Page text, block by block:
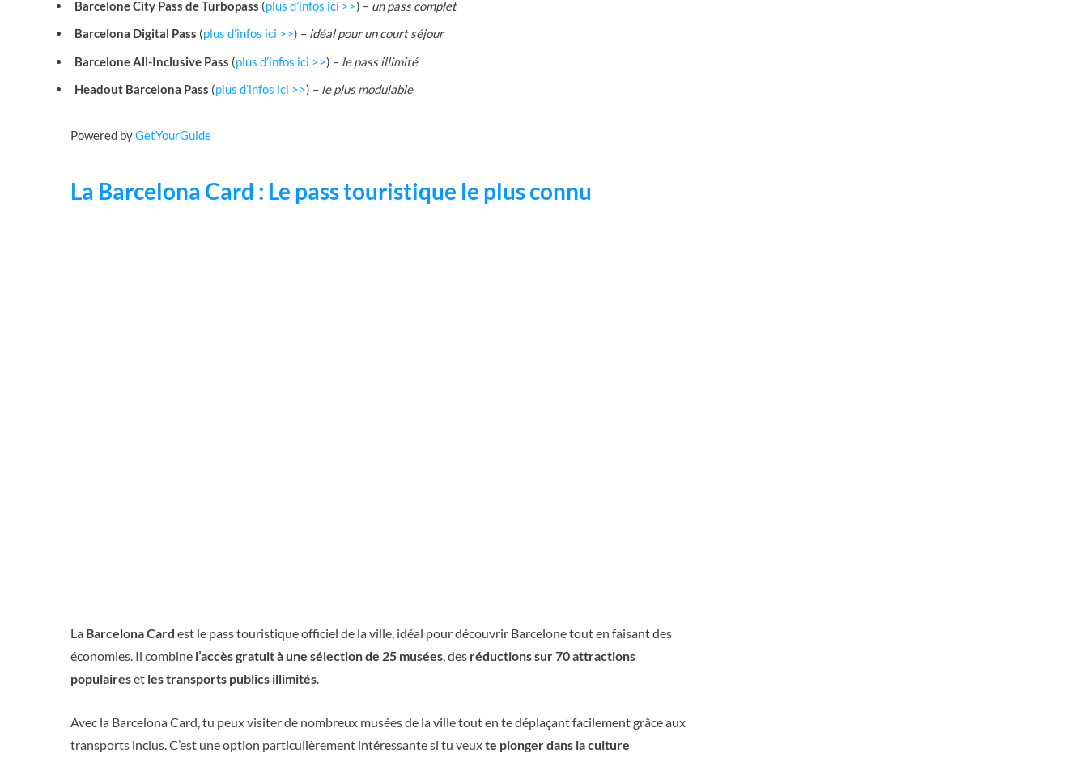
Barcelone City Pass de Turbopass (plus d’infos ici >>) – un pass complet
Barcelona Digital Pass (plus d’infos ici >>) – idéal pour un court séjour
Barcelone All-Inclusive Pass (plus d’infos ici >>) – le pass illimité
Headout Barcelona Pass (plus d’infos ici >>) – le plus modulable
Powered byGetYourGuide
La Barcelona Card : Le pass touristique le plus connu
La Barcelona Card est le pass touristique officiel de la ville, idéal pour découvrir Barcelone tout en faisant des
économies. Il combine l’accès gratuit à une sélection de 25 musées , des réductions sur 70 attractions
populaireset les transports publics illimités
Avec la Barcelona Card, tu peux visiter de nombreux musées de la ville tout en te déplaçant facilement grâce aux
transports inclus. C’est une option particulièrement intéressante si tu veuxte plonger dans la culture